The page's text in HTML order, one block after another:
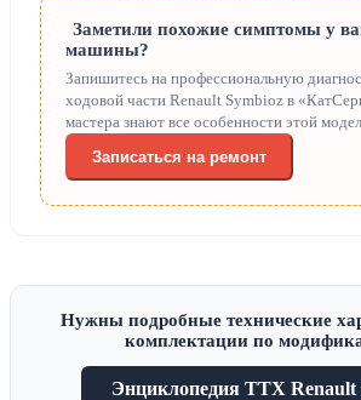
Заметили похожие симптомы у
машины?
Запишитесь на профессиональную
ходовой части Renault Symbioz в
мастера знают все особенности этой
Записаться на ремонт
Нужны подробные технические
комплектации по
Энциклопедия ТТХ Renault